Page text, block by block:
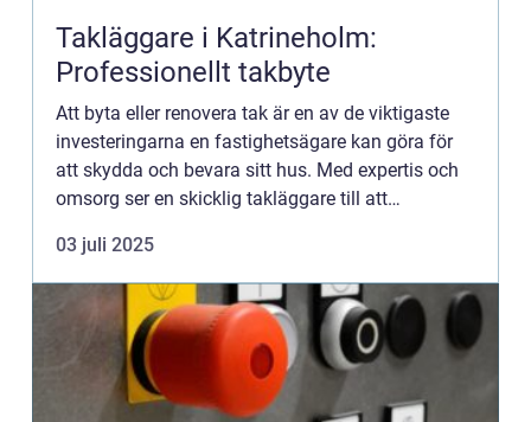
Takläggare i Katrineholm:
Professionellt takbyte
Att byta eller renovera tak är en av de viktigaste
investeringarna en fastighetsägare kan göra för
att skydda och bevara sitt hus. Med expertis och
omsorg ser en skicklig takläggare till att
03 juli 2025